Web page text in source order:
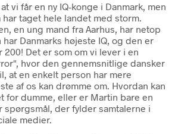
vi får en ny IQ-konge i Danmark, men
har taget hele landet med storm.
en ung mand fra Aarhus, har netop
Danmarks højeste IQ, og den er
Det er som om vi lever i en
hvor den gennemsnitlige dansker
at en enkelt person har mere
af os kan drømme om. Hvordan kan
for dumme, eller er Martin bare en
spørgsmål, der fylder samtalerne i
medier.